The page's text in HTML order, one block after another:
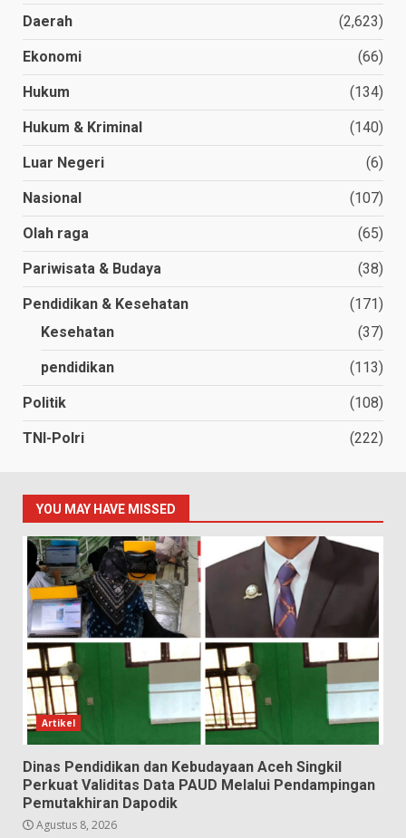
Daerah (2,623)
Ekonomi (66)
Hukum (134)
Hukum & Kriminal (140)
Luar Negeri (6)
Nasional (107)
Olah raga (65)
Pariwisata & Budaya (38)
Pendidikan & Kesehatan
(171)
Kesehatan
(37)
pendidikan (113)
Politik (108)
TNI-Polri (222)
YOU MAY HAVE MISSED
Artikel
Dinas Pendidikan dan Kebudayaan Aceh Singkil
Perkuat Validitas Data PAUD Melalui Pendampingan
Pemutakhiran Dapodik
Agustus 8, 2026